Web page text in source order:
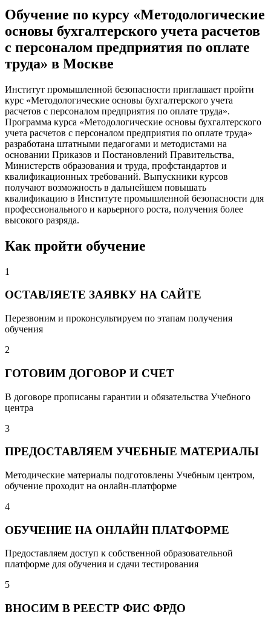
Обучение по курсу «Методологические
основы бухгалтерского учета расчетов
с персоналом предприятия по оплате
труда» в Москве
Институт промышленной безопасности приглашает пройти
курс «Методологические основы бухгалтерского учета
расчетов с персоналом предприятия по оплате труда».
Программа курса «Методологические основы бухгалтерского
учета расчетов с персоналом предприятия по оплате труда»
разработана штатными педагогами и методистами на
основании Приказов и Постановлений Правительства,
Министерств образования и труда, профстандартов и
квалификационных требований. Выпускники курсов
получают возможность в дальнейшем повышать
квалификацию в Институте промышленной безопасности для
профессионального и карьерного роста, получения более
высокого разряда.
Как пройти обучение
1
ОСТАВЛЯЕТЕ ЗАЯВКУ НА САЙТЕ
Перезвоним и проконсультируем по этапам получения
обучения
2
ГОТОВИМ ДОГОВОР И СЧЕТ
В договоре прописаны гарантии и обязательства Учебного
центра
3
ПРЕДОСТАВЛЯЕМ УЧЕБНЫЕ МАТЕРИАЛЫ
Методические материалы подготовлены Учебным центром,
обучение проходит на онлайн-платформе
4
ОБУЧЕНИЕ НА ОНЛАЙН ПЛАТФОРМЕ
Предоставляем доступ к собственной образовательной
платформе для обучения и сдачи тестирования
5
ВНОСИМ В РЕЕСТР ФИС ФРДО